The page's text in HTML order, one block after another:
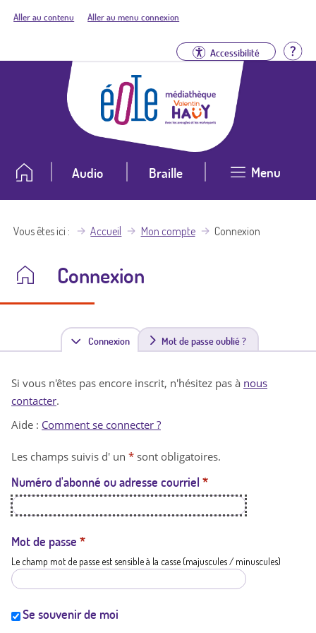
Aller au contenu Aller au menu connexion
Accessibilité
Audio Braille Menu
Vous êtes ici Accueil Mon compte Connexion
Connexion
Connexion(
n
t
a
t
i
Mot de passe oublié ?
Si vous n'êtes pas encore inscrit, n'hésitez pas à nous
contacter.
Aide : Comment se connecter ?
Les champs suivis d' un * sont obligatoires.
Numéro d'abonné ou adresse courriel *
Mot de passe *
Le champ mot de passe est sensible à la casse (majuscules / minuscules)
Se souvenir de moi